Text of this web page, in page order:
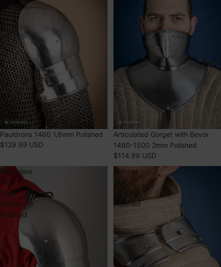
Polished
ÉPUISÉ
Pauldrons 1460 1,6mm Polished
$129.99 USD
Polished
ÉPUISÉ
Articulated Gorget with Bevor
1480-1500 2mm Polished
$114.99 USD
Pauldrons
14th
Cent.
1,6mm
Polished
Pointed
Gorget
1,6mm
Polished